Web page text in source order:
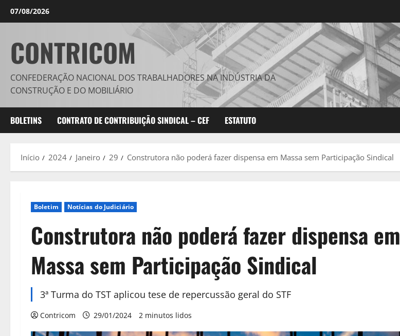
conteúdo
07/08/2026
CONTRICOM
CONFEDERAÇÃO NACIONAL DOS TRABALHADORES NA INDÚSTRIA DA
CONSTRUÇÃO E DO MOBILIÁRIO
BOLETINS CONTRATO DE CONTRIBUIÇÃO SINDICAL – CEF ESTATUTO
Início 2024 Janeiro 29 Construtora não poderá fazer dispensa em Massa sem Participação Sindical
Boletim Notícias do Judiciário
Construtora não poderá fazer dispensa em
Massa sem Participação Sindical
3ª Turma do TST aplicou tese de repercussão geral do STF
Contricom 29/01/2024 2 minutos lidos